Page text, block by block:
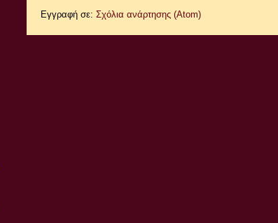
Εγγραφή σε: Σχόλια ανάρτησης (Atom)